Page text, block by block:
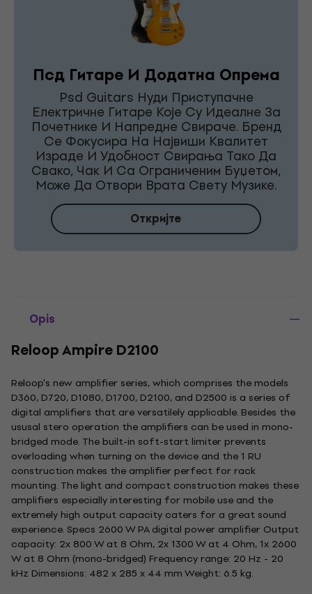
Псд Гитаре И Додатна Опрема
Psd Guitars Нуди Приступачне
Електричне Гитаре Које Су Идеалне За
Почетнике И Напредне Свираче. Бренд
Се Фокусира На Највиши Квалитет
Израде И Удобност Свирања Тако Да
Свако, Чак И Са Ограниченим Буџетом,
Може Да Отвори Врата Свету Музике.
Откријте
Opis
Reloop Ampire D2100
Reloop's new amplifier series, which comprises the models
D360, D720, D1080, D1700, D2100, and D2500 is a series of
digital amplifiers that are versatilely applicable. Besides the
ususal stero operation the amplifiers can be used in mono-
bridged mode. The built-in soft-start limiter prevents
overloading when turning on the device and the 1 RU
construction makes the amplifier perfect for rack
mounting. The light and compact construction makes these
amplifiers especially interesting for mobile use and the
extremely high output capacity caters for a great sound
experience. Specs 2600 W PA digital power amplifier Output
capacity: 2x 800 W at 8 Ohm, 2x 1300 W at 4 Ohm, 1x 2600
W at 8 Ohm (mono-bridged) Frequency range: 20 Hz - 20
kHz Dimensions: 482 x 285 x 44 mm Weight: 6.5 kg.